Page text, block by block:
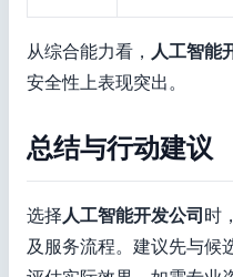
从综合能力看， 人工智能
安全性上表现突出。
总结与行动建议
选择人工智能开发公司 时
及服务流程。建议先与候